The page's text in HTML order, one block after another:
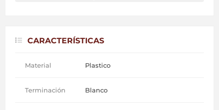
CARACTERÍSTICAS
Material Plastico
Terminación Blanco